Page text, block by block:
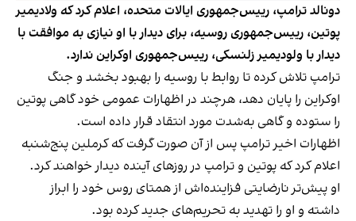
دونالد ترامپ، رییس‌جمهوری ایالات متحده، اعلام کرد که ولادیمیر
پوتین، رییس‌جمهوری روسیه، برای دیدار با او نیازی به موافقت با
دیدار با ولودیمیر زلنسکی، رییس‌جمهوری اوکراین ندارد.
ترامپ تلاش کرده تا روابط با روسیه را بهبود بخشد و جنگ
اوکراین را پایان دهد، هرچند در اظهارات عمومی خود گاهی پوتین
را ستوده و گاهی به‌شدت مورد انتقاد قرار داده است.
اظهارات اخیر ترامپ پس از آن صورت گرفت که کرملین پنج‌شنبه
اعلام کرد که پوتین و ترامپ در روزهای آینده دیدار خواهند کرد.
او پیش‌تر نارضایتی فزاینده‌اش از همتای روس خود را ابراز
داشته و او را تهدید به تحریم‌های جدید کرده بود.